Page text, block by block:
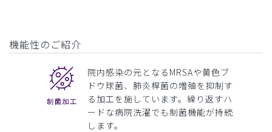
機能性のご紹介
院内感染の元となるMRSAや黄色ブ
ドウ球菌、肺炎桿菌の増殖を抑制す
る加工を施しています。繰り返すハ
ードな病院洗濯でも制菌機能が持続
します。